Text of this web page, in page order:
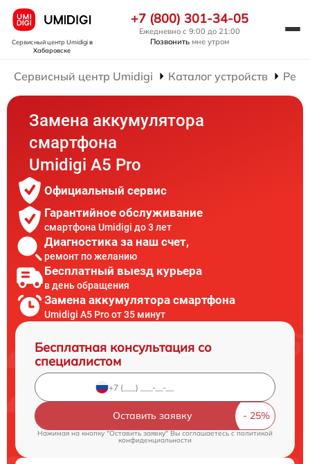
Сервисный центр Umidigiв
Хабаровске
+7 (800) 301-34-05
Ежедневно с 9:00 до 21:00
Позвонить мне утром
Сервисный центр Umidigi Каталог устройств
Замена аккумулятора
смартфона
Umidigi A5 Pro
Официальный сервис
Гарантийное обслуживание
смартфона Umidigi до 3 лет
Диагностика за наш счет,
ремонт по желанию
Бесплатный выезд курьера
в день обращения
Замена аккумулятора смартфона
Umidigi A5 Pro от 35 минут
Бесплатная консультация со
специалистом
Оставить заявку
Нажимая на кнопку "Оставить заявку" Вы соглашаетесь c политикой
конфиденциальности